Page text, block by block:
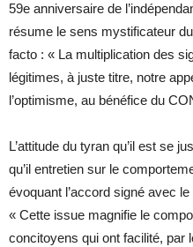
59e anniversaire de
résume le sens mystificateur
facto : « La multiplication des
légitimes, à juste titre, notre
l’optimisme, au bénéfice du
L’attitude du tyran qu’il est se
qu’il entretien sur le
évoquant l’accord signé avec
« Cette issue magnifie le
concitoyens qui ont facilité, par